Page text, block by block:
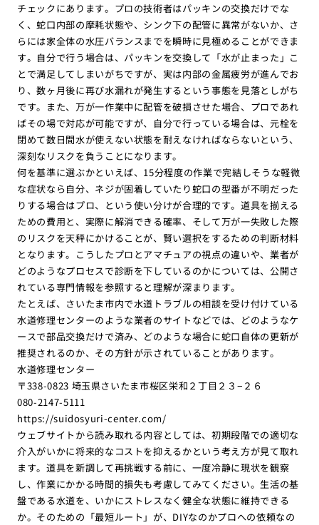
チェックにあります。プロの技術者はパッキンの交換だけでな
く、蛇口内部の摩耗状態や、シンク下の配管に異常がないか、さ
らには家全体の水圧バランスまでを瞬時に見極めることができま
す。自分で行う場合は、パッキンを交換して「水が止まった」こ
とで満足してしまいがちですが、実は内部の金属疲労が進んでお
り、数ヶ月後に再び水漏れが発生するという事態を見落としがち
です。また、万が一作業中に配管を破損させた場合、プロであれ
ばその場で対応が可能ですが、自分で行っている場合は、元栓を
閉めて数日間水が使えない状態を耐えなければならないという、
深刻なリスクを負うことになります。
何を基準に選ぶかといえば、15分程度の作業で完結しそうな軽微
な症状なら自分、ネジが固着していたり蛇口の型番が不明だった
りする場合はプロ、という使い分けが合理的です。道具を揃える
ための費用と、実際に解消できる確率、そして万が一失敗した際
のリスクを天秤にかけることが、賢い選択をするための判断材料
となります。こうしたプロとアマチュアの視点の違いや、業者が
どのようなプロセスで診断を下しているのかについては、公開さ
れている専門情報を参照すると理解が深まります。
たとえば、さいたま市内で水道トラブルの相談を受け付けている
水道修理センターのような業者のサイトなどでは、どのようなケ
ースで部品交換だけで済み、どのような場合に蛇口自体の更新が
推奨されるのか、その方針が示されていることがあります。
水道修理センター
〒338-0823 埼玉県さいたま市桜区栄和２丁目２３−２６
080-2147-5111
https://suidosyuri-center.com/
ウェブサイトから読み取れる内容としては、初期段階での適切な
介入がいかに将来的なコストを抑えるかという考え方が見て取れ
ます。道具を新調して再挑戦する前に、一度冷静に現状を観察
し、作業にかかる時間的損失も考慮してみてください。生活の基
盤である水道を、いかにストレスなく健全な状態に維持できる
か。そのための「最短ルート」が、DIYなのかプロへの依頼なの